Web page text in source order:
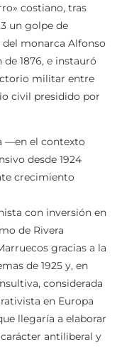
costiano, tras
un golpe de
monarca Alfonso
1876, e instauró
militar entre
civil presidido por
—en el contexto
desde 1924
crecimiento
con inversión en
de Rivera
gracias a la
de 1925 ​ y, en
considerada
en Europa
llegaría a elaborar
antiliberal y